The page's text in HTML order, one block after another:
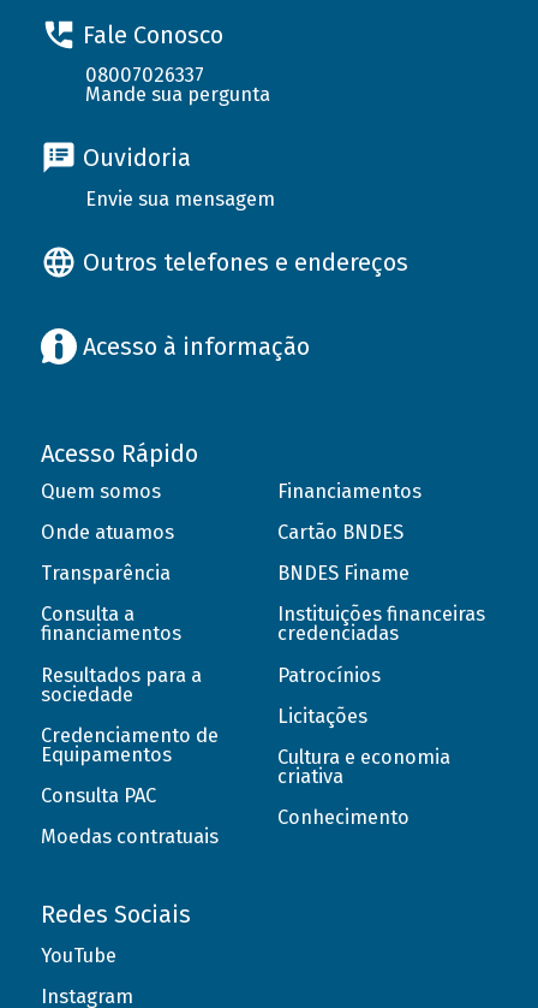
Fale Conosco
08007026337
Mande sua pergunta
Ouvidoria
Envie sua mensagem
Outros telefones e endereços
Acesso à informação
Acesso Rápido
Quem somos
Onde atuamos
Transparência
Consulta a
financiamentos
Resultados para a
sociedade
Credenciamento de
Equipamentos
Consulta PAC
Moedas contratuais
Financiamentos
Cartão BNDES
BNDES Finame
Instituições financeiras
credenciadas
Patrocínios
Licitações
Cultura e economia
criativa
Conhecimento
Redes Sociais
YouTube
Instagram